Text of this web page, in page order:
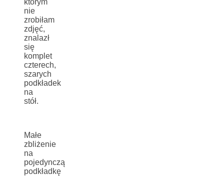
nie
zrobiłam
zdjęć,
znalazł
się
komplet
czterech,
szarych
podkładek
na
stół.
Małe
zbliżenie
na
pojedynczą
podkładkę